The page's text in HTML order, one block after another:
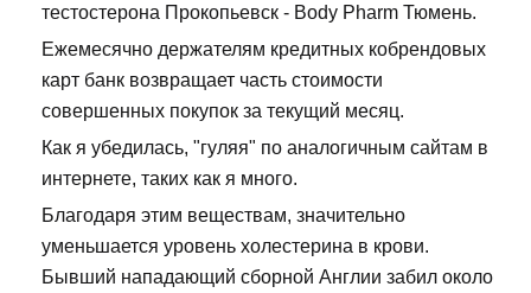
тестостерона Прокопьевск - Body Pharm Тюмень.
Ежемесячно держателям кредитных кобрендовых
карт банк возвращает часть стоимости
совершенных покупок за текущий месяц.
Как я убедилась, "гуляя" по аналогичным сайтам в
интернете, таких как я много.
Благодаря этим веществам, значительно
уменьшается уровень холестерина в крови.
Бывший нападающий сборной Англии забил около